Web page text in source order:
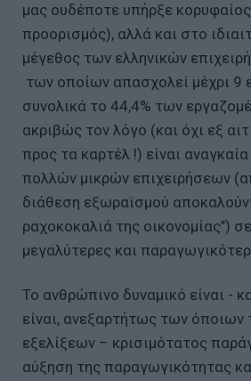
μας ουδέποτε υπήρξε
προορισμός), αλλά και στο
μέγεθος των ελληνικών
των οποίων απασχολεί μέχρι 9
συνολικά το 44,4% των
ακριβώς τον λόγο (και όχι εξ
προς τα καρτέλ !) είναι
πολλών μικρών επιχειρήσεων
διάθεση εξωραϊσμού
ραχοκοκαλιά της οικονομίας’’)
μεγαλύτερες και
Το ανθρώπινο δυναμικό είναι -
είναι, ανεξαρτήτως των όποιων
εξελίξεων – κρισιμότατος
αύξηση της παραγωγικότητας